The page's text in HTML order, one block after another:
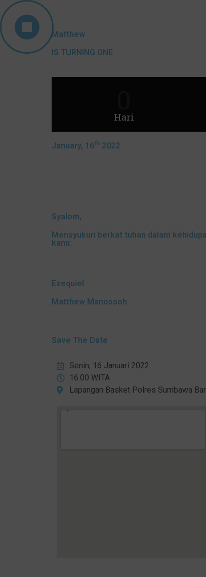
Matthew
IS TURNING ONE
Hari
January, 16th 2022
Syalom,
Mensyukuri berkat tuhan dalam
kami:
Ezequiel
Matthew Manossoh
Save The Date
Senin, 16 Januari 2022
16.00 WITA
Lapangan Basket Polres Sumbawa